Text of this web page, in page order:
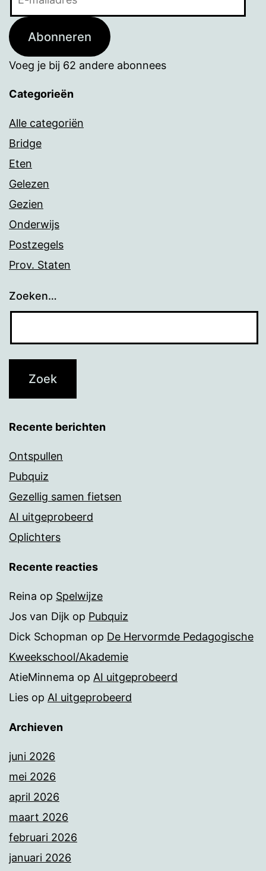
Abonneren
Voeg je bij 62 andere abonnees
Categorieën
Alle categoriën
Bridge
Eten
Gelezen
Gezien
Onderwijs
Postzegels
Prov. Staten
Zoeken…
Recente berichten
Ontspullen
Pubquiz
Gezellig samen fietsen
AI uitgeprobeerd
Oplichters
Recente reacties
Reina op Spelwijze
Jos van Dijk op Pubquiz
Dick Schopman op De Hervormde Pedagogische
Kweekschool/Akademie
AtieMinnema op AI uitgeprobeerd
Lies op AI uitgeprobeerd
Archieven
juni 2026
mei 2026
april 2026
maart 2026
februari 2026
januari 2026